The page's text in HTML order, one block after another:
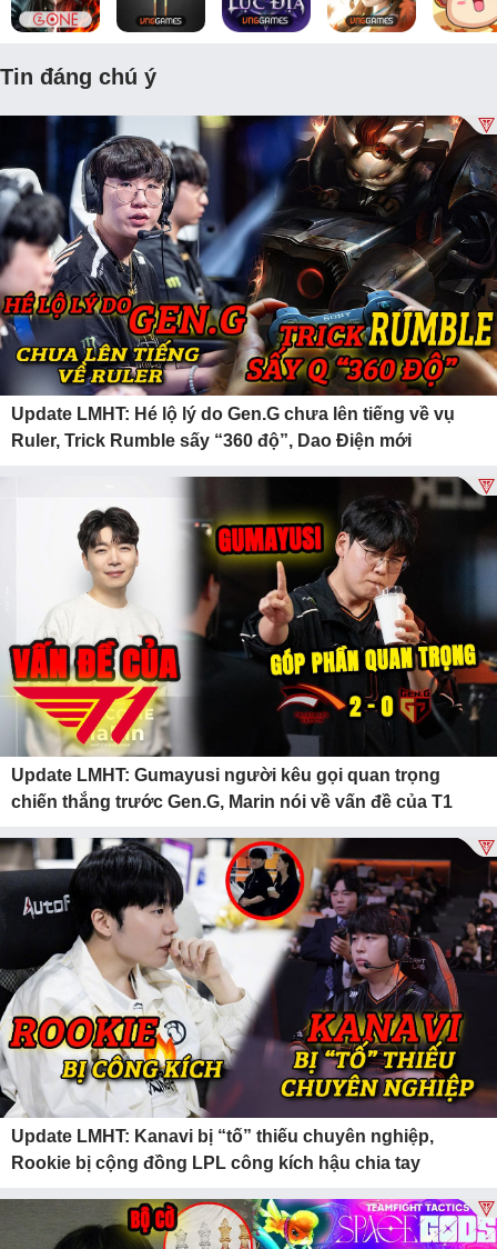
Tin đáng chú ý
Update LMHT: Hé lộ lý do Gen.G chưa lên tiếng về vụ
Ruler, Trick Rumble sấy “360 độ”, Dao Điện mới
Update LMHT: Gumayusi người kêu gọi quan trọng
chiến thắng trước Gen.G, Marin nói về vấn đề của T1
Update LMHT: Kanavi bị “tố” thiếu chuyên nghiệp,
Rookie bị cộng đồng LPL công kích hậu chia tay